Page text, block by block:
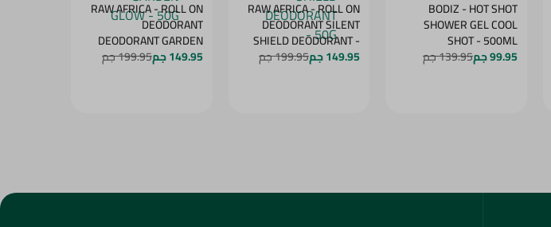
BODIZ - HOT SHOT
SHOWER GEL COOL
SHOT - 500ML
99.95 جم 139.95 جم
RAW AFRICA - ROLL ON
DEODORANT SILENT
SHIELD DEODORANT -
50G
149.95 جم 199.95 جم
RAW AFRICA - ROLL ON
DEODORANT
DEODORANT GARDEN
GLOW - 50G
149.95 جم 199.95 جم